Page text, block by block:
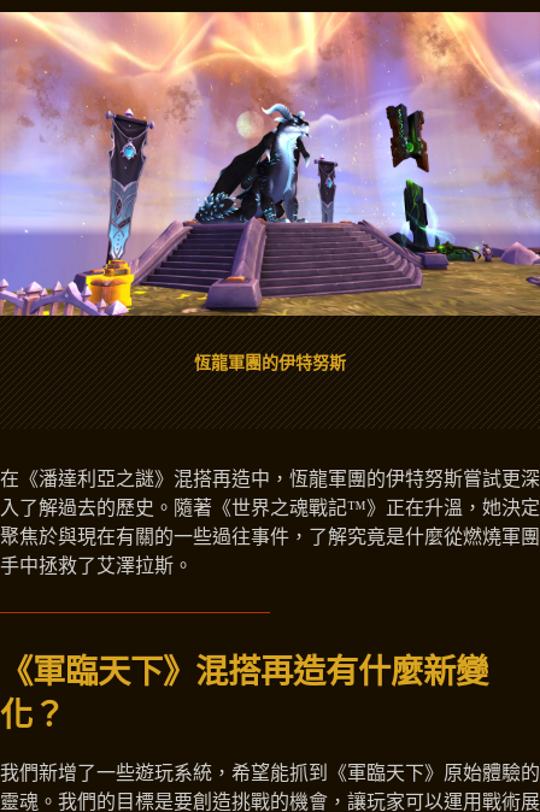
恆龍軍團的伊特努斯
在《潘達利亞之謎》混搭再造中，恆龍軍團的伊特努斯嘗試更深
入了解過去的歷史。隨著《世界之魂戰記™》正在升溫，她決定
聚焦於與現在有關的一些過往事件，了解究竟是什麼從燃燒軍團
手中拯救了艾澤拉斯。
《軍臨天下》混搭再造有什麼新變
化？
我們新增了一些遊玩系統，希望能抓到《軍臨天下》原始體驗的
靈魂。我們的目標是要創造挑戰的機會，讓玩家可以運用戰術展